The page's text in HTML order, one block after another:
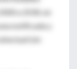
a 2030, en
notificada y
(sin